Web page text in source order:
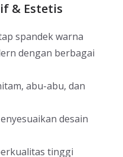
& Estetis
spandek warna
dengan berbagai
abu-abu, dan
desain
tinggi